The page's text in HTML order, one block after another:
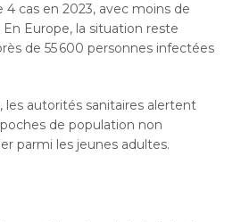
4 cas en 2023, avec moins de
Europe, la situation reste
de 55 600 personnes infectées
les autorités sanitaires alertent
de population non
parmi les jeunes adultes.